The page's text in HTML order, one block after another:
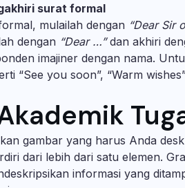
surat formal
mulailah dengan “Dear Sir
dengan “Dear …”dan akhiri
imajiner dengan nama.
“See you soon”, “Warm
gambar yang harus Anda
dari lebih dari satu elemen.
informasi yang